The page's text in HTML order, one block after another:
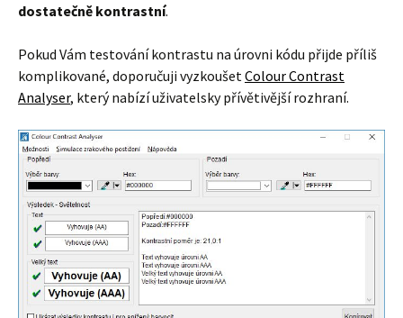
dostatečně kontrastní.
Pokud Vám testování kontrastu na úrovni kódu přijde příliš
komplikované, doporučuji vyzkoušetColour Contrast
Analyser, který nabízí uživatelsky přívětivější rozhraní.